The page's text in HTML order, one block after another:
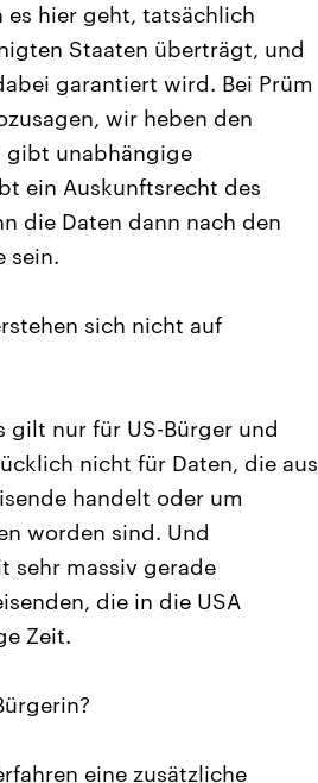
es hier geht, tatsächlich
Staaten überträgt, und
garantiert wird. Bei Prüm
wir heben den
gibt unabhängige
ein Auskunftsrecht des
die Daten dann nach den
sein.
sich nicht auf
gilt nur für US-Bürger und
nicht für Daten, die aus
handelt oder um
worden sind. Und
sehr massiv gerade
die in die USA
Zeit.
eine zusätzliche